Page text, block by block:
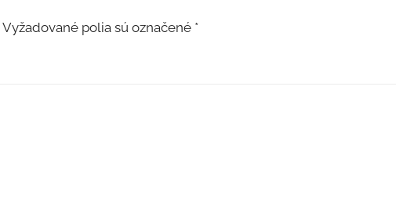
Vyžadované polia sú označené *